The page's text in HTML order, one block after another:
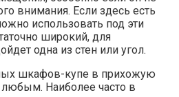
внимания. Если здесь есть
использовать под эти
широкий, для
одна из стен или угол.
шкафов-купе в прихожую
Наиболее часто в